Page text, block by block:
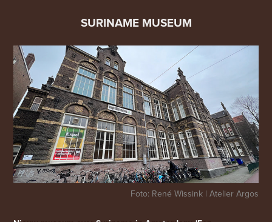
SURINAME MUSEUM
Foto: René Wissink | Atelier Argos